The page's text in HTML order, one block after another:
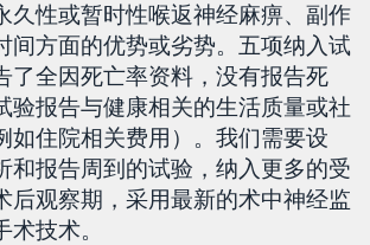
久性或暂时性喉返神经麻痹、副作
间方面的优势或劣势。五项纳入试
了全因死亡率资料，没有报告死
验报告与健康相关的生活质量或社
如住院相关费用）。我们需要设
和报告周到的试验，纳入更多的受
后观察期，采用最新的术中神经监
技术。